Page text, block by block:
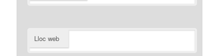
Lloc web